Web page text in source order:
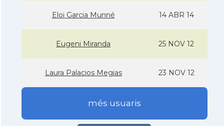
Eloi Garcia Munné 14 ABR 14
Eugeni Miranda 25 NOV 12
Laura Palacios Megias 23 NOV 12
més usuaris